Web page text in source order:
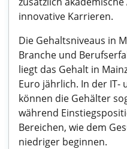
innovative Karrieren.
Die Gehaltsniveaus in
Branche und
liegt das Gehalt in
Euro jährlich. In der IT-
können die Gehälter
während
Bereichen, wie dem
niedriger beginnen.